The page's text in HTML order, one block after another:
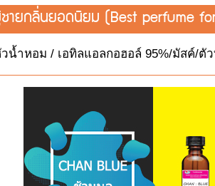
ายกลิ่นยอดนิยม (Best perfume
น้ำหอม / เอทิลแอลกอฮอล์ 95%/มัสค์/ตั